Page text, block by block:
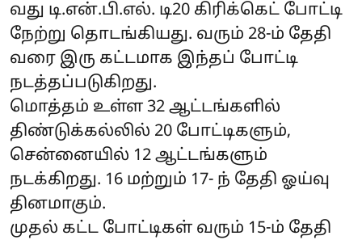
வது டி.என்.பி.எல். டி20 கிரிக்கெட் போட்டி
நேற்று தொடங்கியது. வரும் 28-ம் தேதி
வரை இரு கட்டமாக இந்தப் போட்டி
நடத்தப்படுகிறது.
மொத்தம் உள்ள 32 ஆட்டங்களில்
திண்டுக்கல்லில் 20 போட்டிகளும்,
சென்னையில் 12 ஆட்டங்களும்
நடக்கிறது. 16 மற்றும் 17- ந் தேதி ஓய்வு
தினமாகும்.
முதல் கட்ட போட்டிகள் வரும் 15-ம் தேதி